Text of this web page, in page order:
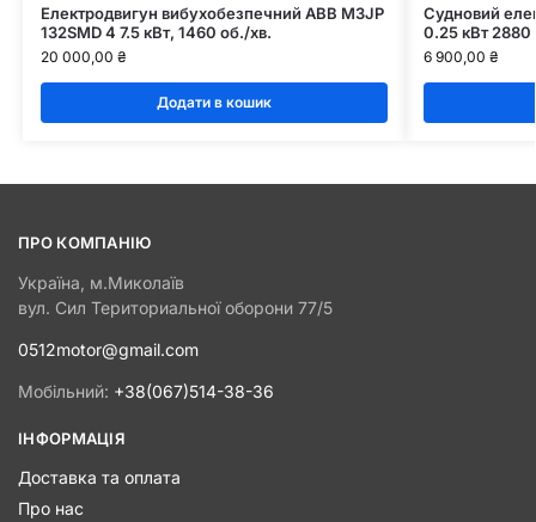
Електродвигун вибухобезпечний АВВ M3JP
132SMD 4 7.5 кВт, 1460 об./хв.
20 000,00 ₴
Додати в кошик
Судновий
0.25 кВт
6 900,00 ₴
ПРО КОМПАНІЮ
Україна, м.Миколаїв
вул. Сил Териториальної оборони 77/5
0512motor@gmail.com
Мобільний: +38(067)514-38-36
ІНФОРМАЦІЯ
Доставка та оплата
Про нас